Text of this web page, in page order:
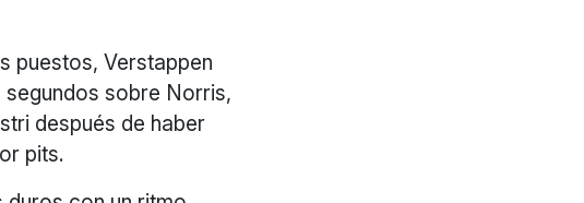
puestos, Verstappen
sobre Norris,
después de haber
pits.